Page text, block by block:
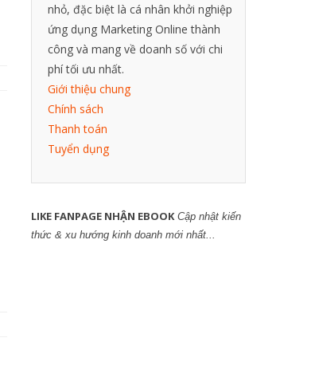
nhỏ, đặc biệt là cá nhân khởi nghiệp
ứng dụng Marketing Online thành
công và mang về doanh số với chi
phí tối ưu nhất.
Giới thiệu chung
Chính sách
Thanh toán
Tuyển dụng
LIKE FANPAGE NHẬN EBOOK Cập nhật kiến
thức & xu hướng kinh doanh mới nhất...